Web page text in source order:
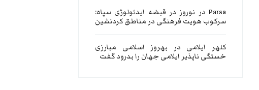
Parsaدر نوروز در قبضه ایدئولوژی سپاه:
سرکوب هویت فرهنگی در مناطق کردنشین
کلهر ایلامی در بهروز اسلامی مبارزی
خستگی ناپذیر ایلامی جهان را بدرود گفت